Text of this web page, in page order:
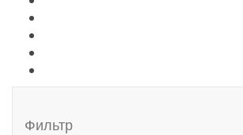
Фильтр